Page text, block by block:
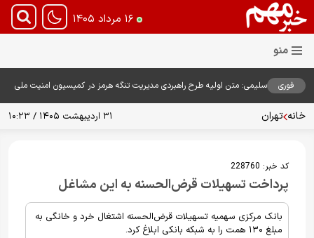
۱۶ مرداد ۱۴۰۵
فوری
سلیمی: متن اولیه طرح راهبردی مدیریت تنگه هرمز در کمیسیون امنیت ملی
خانه تهران ۳۱ اردیبهشت ۱۴۰۵ / ۱۰:۲۳
کد خبر: 228760
پرداخت تسهیلات قرض‌الحسنه به این مشاغل
بانک مرکزی سهمیه تسهیلات قرض‌الحسنه اشتغال خرد و خانگی به
مبلغ ۱۳۰ همت را به شبکه بانکی ابلاغ کرد.